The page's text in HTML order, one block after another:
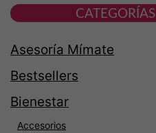
CATEGORÍAS
Asesoría Mímate
Bestsellers
Bienestar
Accesorios